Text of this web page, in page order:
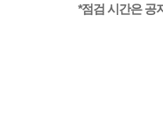
*점검 시간은 공